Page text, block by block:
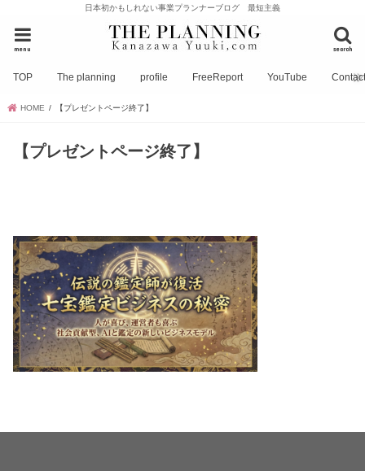
日本初かもしれない事業プランナーブログ 最短主義
search
menu
TOP The planning profile FreeReport YouTube
HOME 【プレゼントページ終了】
【プレゼントページ終了】